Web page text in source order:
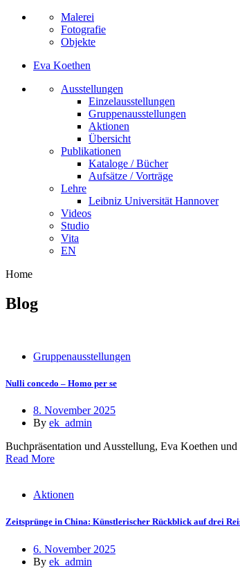
Malerei
Fotografie
Objekte
Eva Koethen
Ausstellungen
Einzelausstellungen
Gruppenausstellungen
Aktionen
Übersicht
Publikationen
Kataloge / Bücher
Aufsätze / Vorträge
Lehre
Leibniz Universität Hannover
Videos
Studio
Vita
EN
Home
Blog
Gruppenausstellungen
Nulli concedo – Homo per se
8. November 2025
By ek_admin
Buchpräsentation und Ausstellung, Eva Koethen
Read More
Aktionen
Zeitsprünge in China: Künstlerischer Rückblick auf drei
6. November 2025
By ek_admin